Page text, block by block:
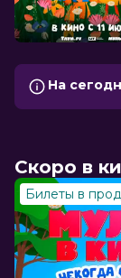
На
Скоро в
Билеты в